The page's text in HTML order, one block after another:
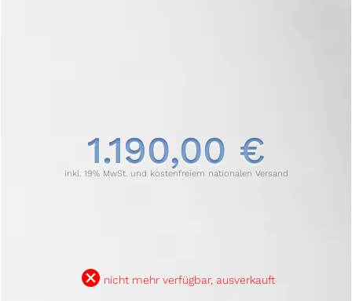
1.190,00 €
inkl. 19% MwSt. und kostenfreiem nationalen Versand
B nicht mehr verfügbar, ausverkauft